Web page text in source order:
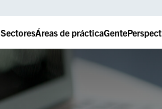
SectoresÁreas de prácticaGente